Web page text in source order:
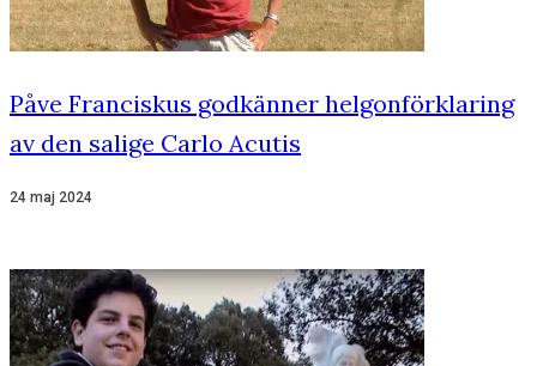
Påve Franciskus godkänner helgonförklaring
av den salige Carlo Acutis
24 maj 2024